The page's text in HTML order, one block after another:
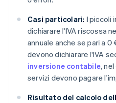
Casi particolari: I piccoli
dichiarare l'IVA riscossa
annuale anche se pari a 0
devono dichiarare l'IVA
inversione contabile,
servizi devono pagare
Risultato del calcolo